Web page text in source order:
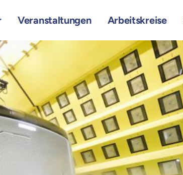
Veranstaltungen Arbeitskreise